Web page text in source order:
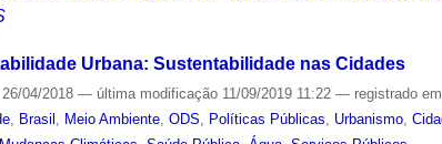
Urbana: Sustentabilidade nas Cidades
26/04/2018— última modificação 11/09/2019 11:22— registrado
Brasil Meio Ambiente ,ODS Políticas Públicas Urbanismo ,